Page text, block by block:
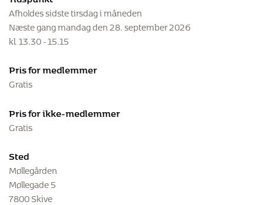
Afholdes sidste tirsdag i måneden
Næste gang mandag den 28. september 2026
kl. 13.30 - 15.15
Pris for medlemmer
Gratis
Pris for ikke-medlemmer
Gratis
Sted
Møllegården
Møllegade 5
7800 Skive